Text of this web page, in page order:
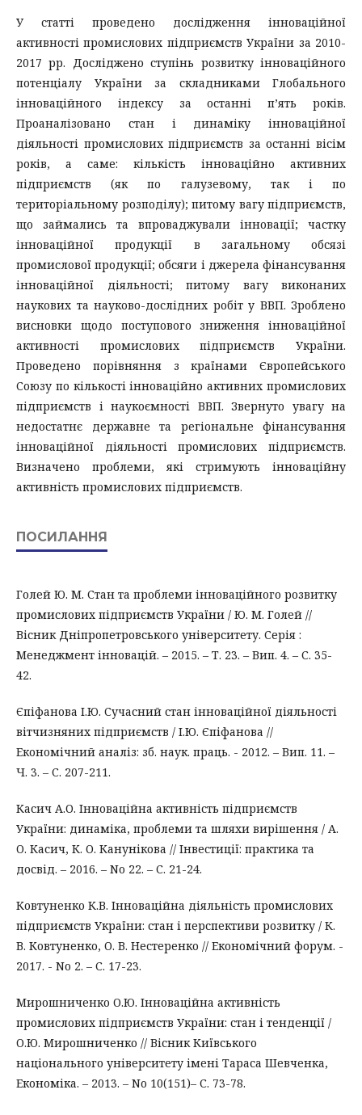
У статті проведено дослідження інноваційної
активності промислових підприємств України за 2010-
2017 рр. Досліджено ступінь розвитку інноваційного
потенціалу України за складниками Глобального
інноваційного індексу за останні п’ять років.
Проаналізовано стан і динаміку інноваційної
діяльності промислових підприємств за останні вісім
років, а саме: кількість інноваційно активних
підприємств (як по галузевому, так і по
територіальному розподілу); питому вагу підприємств,
що займались та впроваджували інновації; частку
інноваційної продукції в загальному обсязі
промислової продукції; обсяги і джерела фінансування
інноваційної діяльності; питому вагу виконаних
наукових та науково-дослідних робіт у ВВП. Зроблено
висновки щодо поступового зниження інноваційної
активності промислових підприємств України.
Проведено порівняння з країнами Європейського
Союзу по кількості інноваційно активних промислових
підприємств і наукоємності ВВП. Звернуто увагу на
недостатнє державне та регіональне фінансування
інноваційної діяльності промислових підприємств.
Визначено проблеми, які стримують інноваційну
активність промислових підприємств.
ПОСИЛАННЯ
Голей Ю. М. Стан та проблеми інноваційного розвитку
промислових підприємств України / Ю. М. Голей //
Вісник Дніпропетровського університету. Серія :
Менеджмент інновацій. – 2015. – Т. 23. – Вип. 4. – С. 35-
42.
Єпіфанова І.Ю. Сучасний стан інноваційної діяльності
вітчизняних підприємств / І.Ю. Єпіфанова //
Економічний аналіз: зб. наук. праць. - 2012. – Вип. 11. –
Ч. 3. – С. 207-211.
Касич А.О. Інноваційна активність підприємств
України: динаміка, проблеми та шляхи вирішення / А.
О. Касич, К. О. Канунікова // Інвестиції: практика та
досвід. – 2016. – No 22. – С. 21-24.
Ковтуненко К.В. Інноваційна діяльність промислових
підприємств України: стан і перспективи розвитку / К.
В. Ковтуненко, О. В. Нестеренко // Економічний форум. -
2017. - No 2. – С. 17-23.
Мирошниченко О.Ю. Інноваційна активність
промислових підприємств України: стан і тенденції /
О.Ю. Мирошниченко // Вісник Київського
національного університету імені Тараса Шевченка,
Економіка. – 2013. – No 10(151)– С. 73-78.